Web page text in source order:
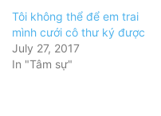
Tôi không thể để em trai
mình cưới cô thư ký được
July 27, 2017
In "Tâm sự"